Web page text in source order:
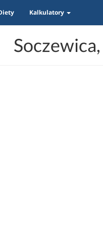
Kalkulatory